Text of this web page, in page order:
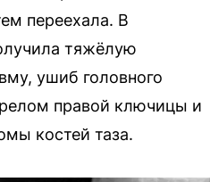
переехала. В
тяжёлую
ушиб головного
правой ключицы и
костей таза.